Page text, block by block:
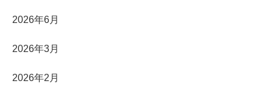
2026年6月
2026年3月
2026年2月